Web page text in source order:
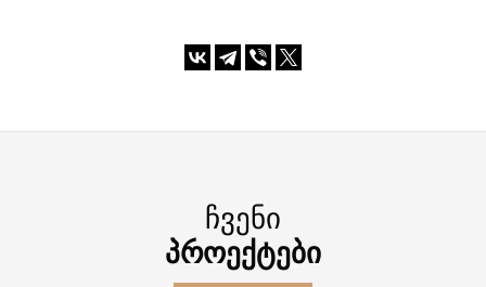
ᲩᲕᲔᲜᲘ
ᲞᲠᲝᲔᲥᲢᲔᲑᲘ